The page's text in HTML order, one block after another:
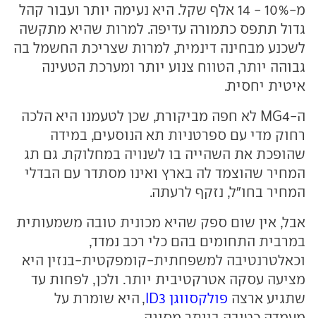
מ-10% - 14 אלף שקל. היא נעימה יותר ועבור קהל
גדול תתפס כתמורה עדיפה. למרות שהיא מתקשה
לשכנע מבחינה דינמית, למרות שצריכת החשמל בה
גבוהה יותר, הטווח צנוע יותר ומערכת הטעינה
איטית יחסית.
ה-MG4 לא חפה מביקורת, שכן לטעמנו היא הלכה
רחוק מדי עם ספרטניות תא הנוסעים, במידה
שהופכת את השהייה בו לשנויה במחלוקת. גם תג
המחיר שהוצמד לה בארץ ואינו מסתדר עם הבדלי
המחיר בחו״ל, נזקף לרעתה.
אבל, אין שום ספק שהיא מכונית טובה משמעותית
במרבית התחומים בהם כלי רכב נמדד,
וכאלטרנטיבה למשפחתית-קומפקטית-בנזין היא
מציעה עסקה אטרקטיבית יותר. ולכן, לפחות עד
שתגיע ארצה פולקסווגן ID3
, היא שומרת על